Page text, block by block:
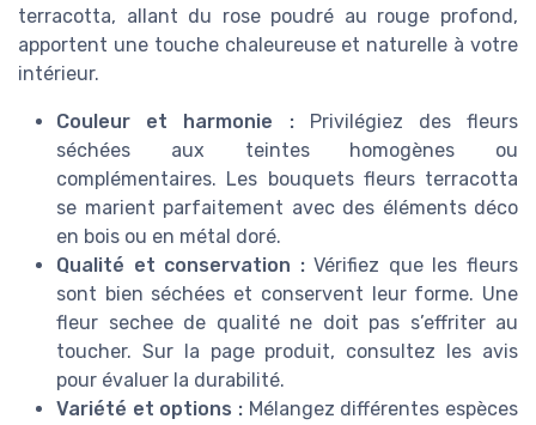
terracotta, allant du rose poudré au rouge profond,
apportent une touche chaleureuse et naturelle à votre
intérieur.
Couleur et harmonie :Privilégiez des fleurs
séchées aux teintes homogènes ou
complémentaires. Les bouquets fleurs terracotta
se marient parfaitement avec des éléments déco
en bois ou en métal doré.
Qualité et conservation :Vérifiez que les fleurs
sont bien séchées et conservent leur forme. Une
fleur sechee de qualité ne doit pas s’effriter au
toucher. Sur la page produit, consultez les avis
pour évaluer la durabilité.
Variété et options : Mélangez différentes espèces